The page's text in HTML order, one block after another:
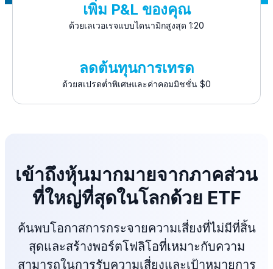
เพิ่ม P&L ของคุณ
ด้วยเลเวอเรจแบบไดนามิกสูงสุด 1:20
ลดต้นทุนการเทรด
ด้วยสเปรดต่ำพิเศษและค่าคอมมิชชั่น $0
เข้าถึงหุ้นมากมายจากภาคส่วน
ที่ใหญ่ที่สุดในโลกด้วย ETF
ค้นพบโอกาสการกระจายความเสี่ยงที่ไม่มีที่สิ้น
สุดและสร้างพอร์ตโฟลิโอที่เหมาะกับความ
สามารถในการรับความเสี่ยงและเป้าหมายการ